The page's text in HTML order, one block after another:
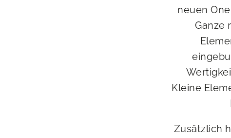
neuen
Ganze
Kleine
Zusätzlich